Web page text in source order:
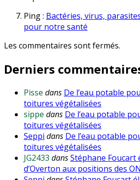
Ping : Bactéries, virus,
pour notre santé
Les commentaires sont fermés.
Derniers
Pisse dans De l’eau potable
toitures végétalisées
sippe dans De l’eau potable
toitures végétalisées
Seppi dans De l’eau potable
toitures végétalisées
JG2433 dansStéphane
d’Overton aux positions des